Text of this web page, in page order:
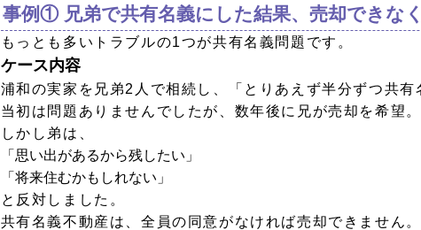
事例① 兄弟で共有名義にした結果、売却できな
もっとも多いトラブルの1つが共有名義問題です。
ケース内容
浦和の実家を兄弟2人で相続し、「とりあえず半分ずつ共有
当初は問題ありませんでしたが、数年後に兄が売却を希望。
しかし弟は、
「思い出があるから残したい」
「将来住むかもしれない」
と反対しました。
共有名義不動産は、全員の同意がなければ売却できません。